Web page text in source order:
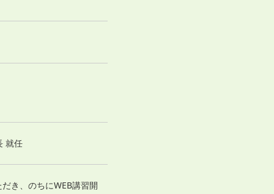
就任
き、のちにWEB講習開